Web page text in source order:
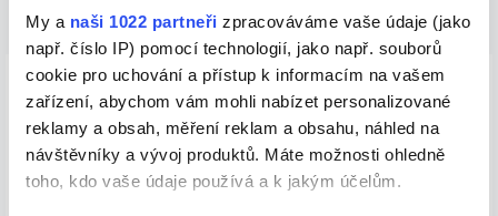
My a naši 1022 partneři zpracováváme vaše údaje (jako
např. číslo IP) pomocí technologií, jako např. souborů
cookie pro uchování a přístup k informacím na vašem
zařízení, abychom vám mohli nabízet personalizované
reklamy a obsah, měření reklam a obsahu, náhled na
návštěvníky a vývoj produktů. Máte možnosti ohledně
toho, kdo vaše údaje používá a k jakým účelům.
campaigns/704375/
Další novinky můžete číst :
Sociální sítě novinky